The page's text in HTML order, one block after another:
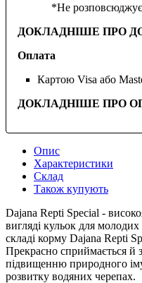
*Не
ДОКЛАДНІШЕ ПРО
Оплата
Картою Visa або
ДОКЛАДНІШЕ ПРО
Опис
Характеристики
Склад
Також купують
Dajana Repti Special -
вигляді кульок для
складі корму Dajana Repti
Прекрасно сприймається й
підвищенню природного
розвитку водяних черепах.